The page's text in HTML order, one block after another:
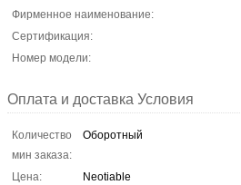
Фирменное наименование:
Сертификация:
Номер модели:
Оплата и доставка Условия
Количество
мин заказа:
Оборотный
Цена:
Neotiable